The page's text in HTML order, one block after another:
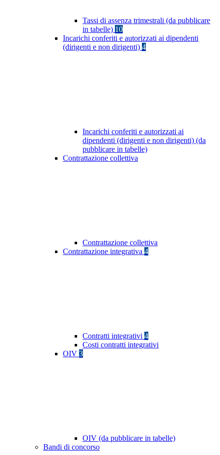
Tassi di assenza trimestrali (da pubblicare
in tabelle) 10
Incarichi conferiti e autorizzati ai dipendenti
(dirigenti e non dirigenti) 4
Incarichi conferiti e autorizzati ai
dipendenti (dirigenti e non dirigenti) (da
pubblicare in tabelle)
Contrattazione collettiva
Contrattazione collettiva
Contrattazione integrativa 4
Contratti integrativi 4
Costi contratti integrativi
OIV 3
OIV (da pubblicare in tabelle)
Bandi di concorso